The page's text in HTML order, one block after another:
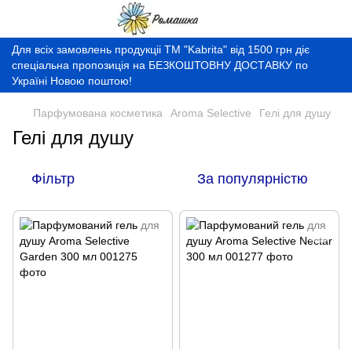
Для всіх замовлень продукціі ТМ "Kabrita" від 1500 грн діє
спеціальна пропозиція на БЕЗКОШТОВНУ ДОСТАВКУ по
Україні Новою поштою!
Парфумована косметика Aroma Selective Гелі для душу
Гелі для душу
Фільтр За популярністю